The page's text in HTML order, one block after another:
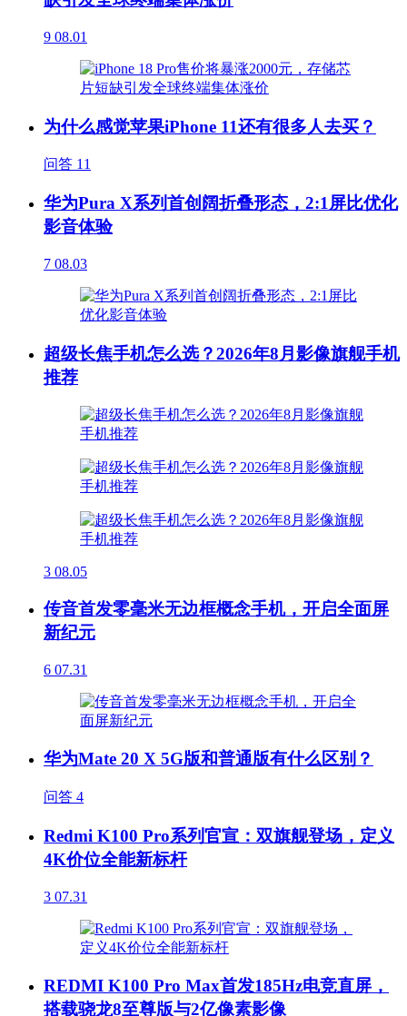
9 08.01
为什么感觉苹果iPhone 11还有很多人去买？
问答 11
华为Pura X系列首创阔折叠形态，2:1屏比优化
影音体验
7 08.03
超级长焦手机怎么选？2026年8月影像旗舰手机
推荐
3 08.05
传音首发零毫米无边框概念手机，开启全面屏
新纪元
6 07.31
华为Mate 20 X 5G版和普通版有什么区别？
问答 4
Redmi K100 Pro系列官宣：双旗舰登场，定义
4K价位全能新标杆
3 07.31
REDMI K100 Pro Max首发185Hz电竞直屏，
搭载骁龙8至尊版与2亿像素影像